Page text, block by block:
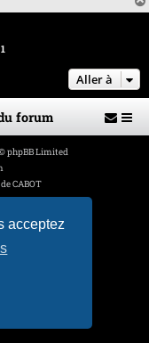
acceptez
1
Aller à
forum
phpBB Limited
CABOT